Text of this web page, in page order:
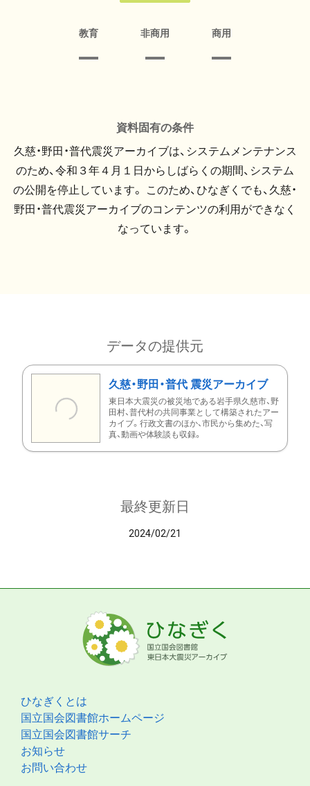
教育 非商用 商用
資料固有の条件
久慈・野田・普代震災アーカイブは、システムメンテナンス
のため、令和３年４月１日からしばらくの期間、システム
の公開を停止しています。 このため、ひなぎくでも、久慈・
野田・普代震災アーカイブのコンテンツの利用ができなく
なっています。
データの提供元
久慈・野田・普代 震災アーカイブ
東日本大震災の被災地である岩手県久慈市、野
田村、普代村の共同事業として構築されたアー
カイブ。行政文書のほか、市民から集めた、写
真、動画や体験談も収録。
最終更新日
2024/02/21
ひなぎくとは
国立国会図書館ホームページ
国立国会図書館サーチ
お知らせ
お問い合わせ